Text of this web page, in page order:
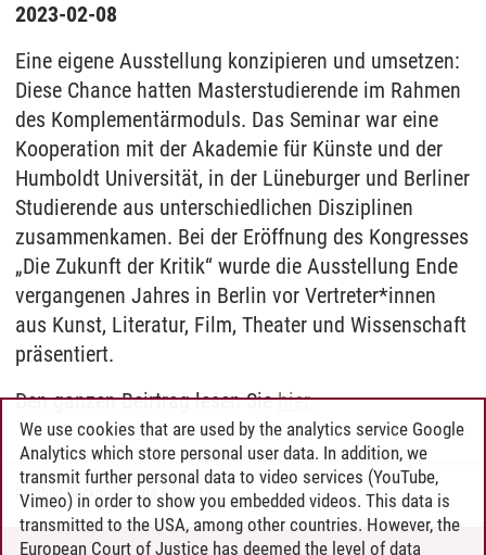
2023-02-08
Eine eigene Ausstellung konzipieren und umsetzen:
Diese Chance hatten Masterstudierende im Rahmen
des Komplementärmoduls. Das Seminar war eine
Kooperation mit der Akademie für Künste und der
Humboldt Universität, in der Lüneburger und Berliner
Studierende aus unterschiedlichen Disziplinen
zusammenkamen. Bei der Eröffnung des Kongresses
„Die Zukunft der Kritik“ wurde die Ausstellung Ende
vergangenen Jahres in Berlin vor Vertreter*innen
aus Kunst, Literatur, Film, Theater und Wissenschaft
präsentiert.
Den ganzen Beirtrag lesen Siehier.
Reinhild Böckmann / 08.02.2023
We use cookies that are used by the analytics service Google
Analytics which store personal user data. In addition, we
transmit further personal data to video services (YouTube,
Vimeo) in order to show you embedded videos. This data is
transmitted to the USA, among other countries. However, the
European Court of Justice has deemed the level of data